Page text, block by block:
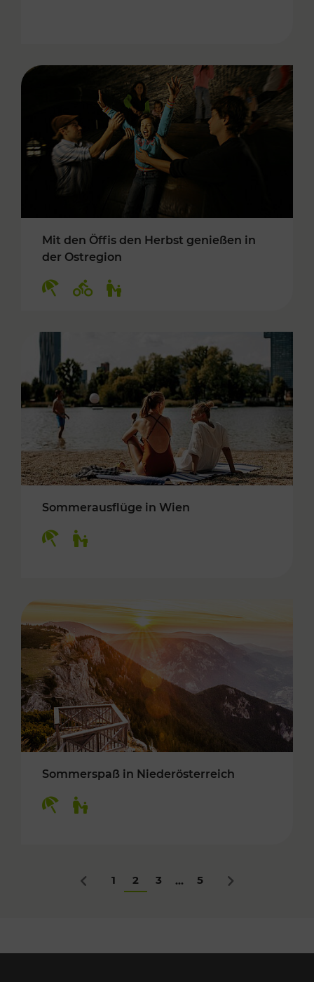
Mit den Öffis den Herbst genießen in
der Ostregion
Sommerausflüge in Wien
Sommerspaß in Niederösterreich
Zurück
1 2 3 ... 5 Nächstes